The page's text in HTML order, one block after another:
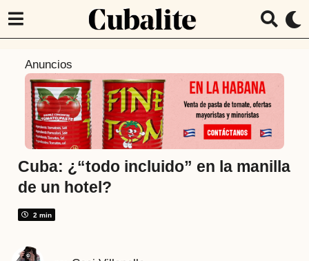
t
á
s
a
Anuncios
Cuba: ¿“todo incluido” en la manilla
de un hotel?
2 min